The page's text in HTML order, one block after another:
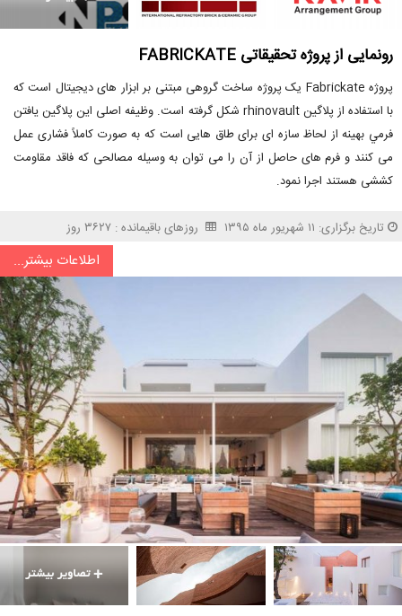
رونمایی از پروژه تحقیقاتی FABRICKATE
پروژه Fabrickate یک پروژه ساخت گروهی مبتنی بر ابزار های دیجیتال است که
با استفاده از پلاگین rhinovault شکل گرفته است. وظیفه اصلی اين پلاگين يافتن
فرمي بهینه از لحاظ سازه ای برای طاق هایی است که به صورت كاملاً فشاری عمل
می کنند و فرم های حاصل از آن را می توان به وسیله مصالحی که فاقد مقاومت
کششی هستند اجرا نمود.
تاریخ برگزاری: ۱۱ شهریور ماه ۱۳۹۵ روزهای باقیمانده : ۳۶۲۷ روز
اطلاعات بیشتر...